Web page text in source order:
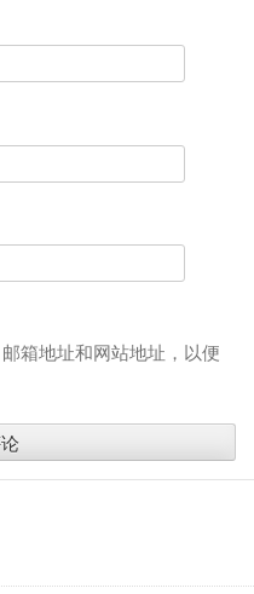
箱地址和网站地址，以便